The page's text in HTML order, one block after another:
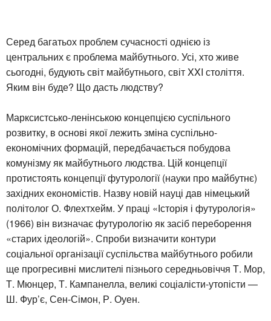
Серед багатьох проблем сучасності однією із
центральних є проблема майбутнього. Усі, хто живе
сьогодні, будують світ майбутнього, світ XXI століття.
Яким він буде? Що дасть людству?
Марксистсько-ленінською концепцією суспільного
розвитку, в основі якої лежить зміна суспільно-
економічних формацій, передбачається побудова
комунізму як майбутнього людства. Цій концепції
протистоять концепції футурології (науки про майбутнє)
західних економістів. Назву новій науці дав німецький
політолог О. Флехтхейм. У праці «Історія і футурологія»
(1966) він визначає футурологію як засіб переборення
«старих ідеологій». Спроби визначити контури
соціальної організації суспільства майбутнього робили
ще прогресивні мислителі пізнього середньовіччя Т. Мор,
Т. Мюнцер, Т. Кампанелла, великі соціалісти-утопісти —
Ш. Фур’є, Сен-Сімон, Р. Оуен.